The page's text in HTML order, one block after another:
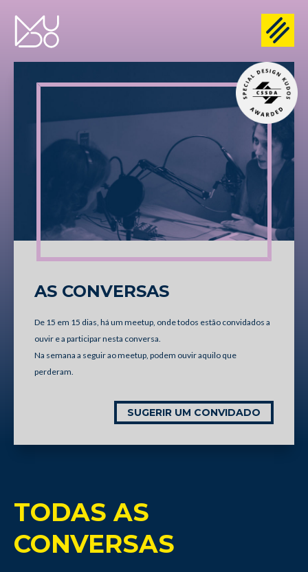
AS CONVERSAS
De 15 em 15 dias, há um meetup, onde todos estão convidados a
ouvir e a participar nesta conversa.
Na semana a seguir ao meetup, podem ouvir aquilo que
perderam.
SUGERIR UM CONVIDADO
TODAS AS
CONVERSAS